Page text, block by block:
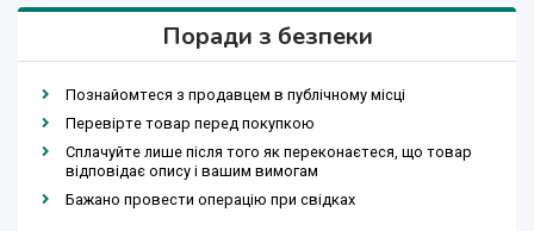
Поради з безпеки
Познайомтеся з продавцем в публічному місці
Перевірте товар перед покупкою
Сплачуйте лише після того як переконаєтеся, що товар
відповідає опису і вашим вимогам
Бажано провести операцію при свідках